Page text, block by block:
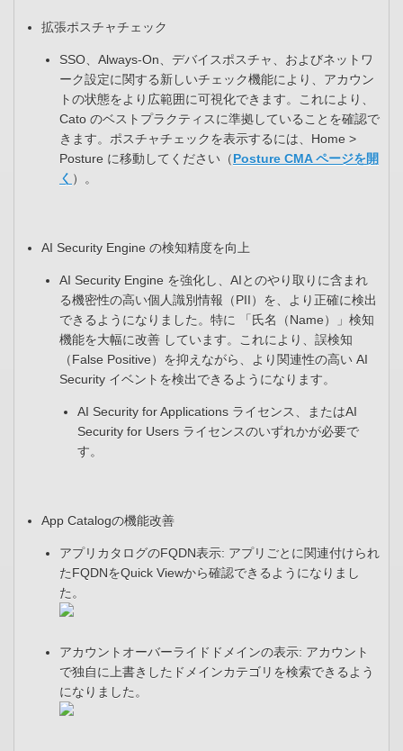
拡張ポスチャチェック
SSO、Always-On、デバイスポスチャ、およびネットワ
ーク設定に関する新しいチェック機能により、アカウン
トの状態をより広範囲に可視化できます。これにより、
Cato のベストプラクティスに準拠していることを確認で
きます。ポスチャチェックを表示するには、Home >
Posture に移動してください（Posture CMA ページを開
く ）。​
AI Security Engine の検知精度を向上​
AI Security Engine を強化し、AIとのやり取りに含まれ
る機密性の高い個人識別情報（PII）を、より正確に検出
できるようになりました。特に 「氏名（Name）」検知
機能を大幅に改善 しています。これにより、誤検知
（False Positive）を抑えながら、より関連性の高い AI
Security イベントを検出できるようになります。​
AI Security for Applications ライセンス、またはAI
Security for Users ライセンスのいずれかが必要で
す。
App Catalogの機能改善
アプリカタログのFQDN表示: アプリごとに関連付けられ
たFQDNをQuick Viewから確認できるようになりまし
た。 ​
アカウントオーバーライドドメインの表示: アカウント
で独自に上書きしたドメインカテゴリを検索できるよう
になりました。​